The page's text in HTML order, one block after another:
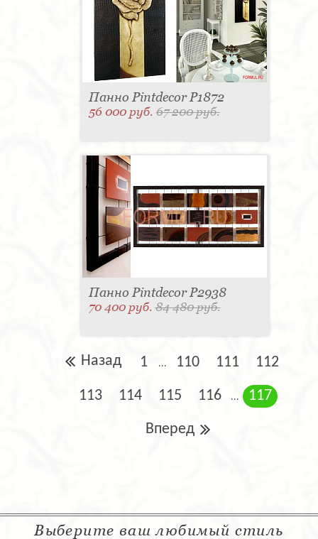
Панно Pintdecor P1872
56 000 руб.67 200 руб.
Панно Pintdecor P2938
70 400 руб.84 480 руб.
Назад 1 ... 110 111 112
113 114 115 116 ... 117
Вперед
Выберите ваш любимый стиль